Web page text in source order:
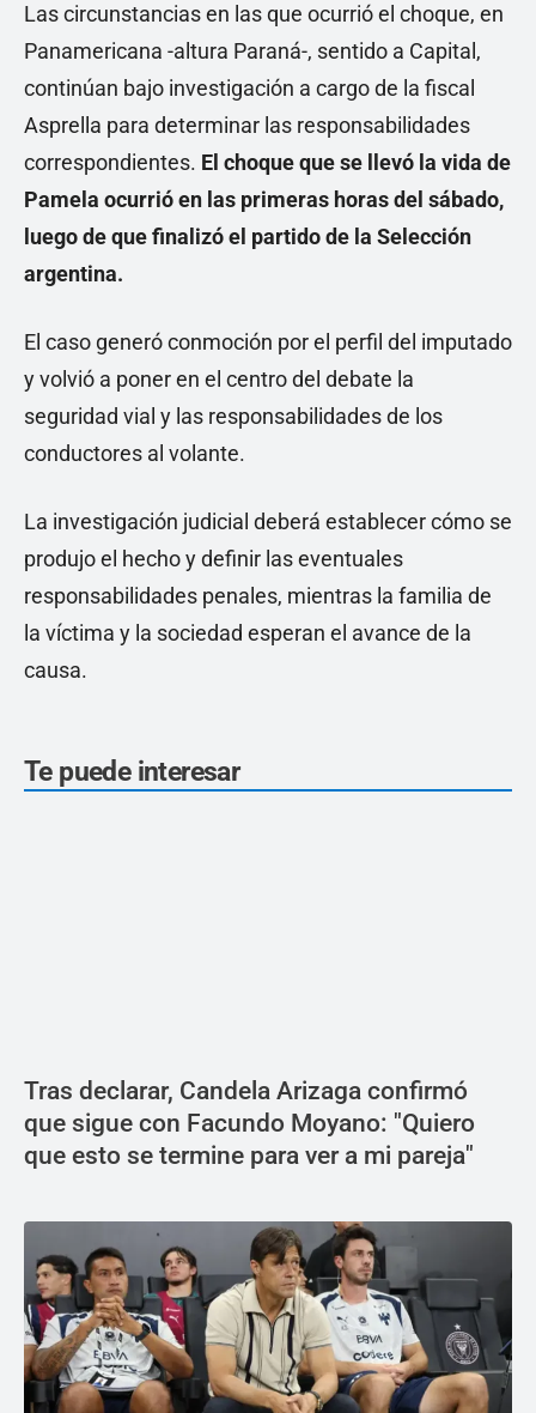
Las circunstancias en las que ocurrió el choque, en
Panamericana -altura Paraná-, sentido a Capital,
continúan bajo investigación a cargo de la fiscal
Asprella para determinar las responsabilidades
correspondientes. El choque que se llevó la vida de
Pamela ocurrió en las primeras horas del sábado,
luego de que finalizó el partido de la Selección
argentina.
El caso generó conmoción por el perfil del imputado
y volvió a poner en el centro del debate la
seguridad vial y las responsabilidades de los
conductores al volante.
La investigación judicial deberá establecer cómo se
produjo el hecho y definir las eventuales
responsabilidades penales, mientras la familia de
la víctima y la sociedad esperan el avance de la
causa.
Te puede interesar
Tras declarar, Candela Arizaga confirmó
que sigue con Facundo Moyano: "Quiero
que esto se termine para ver a mi pareja"